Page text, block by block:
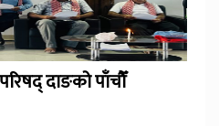
दाङको पाँचौँ